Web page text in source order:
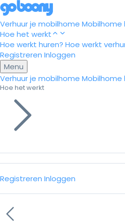
Verhuur je mobilhome Mobilhome
Hoe het werkt
Hoe werkt huren? Hoe werkt
Registreren Inloggen
Menu
Verhuur je mobilhome Mobilhome
Hoe het werkt
Registreren Inloggen